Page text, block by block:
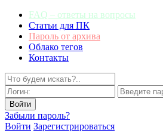
FAQ – ответы на вопросы
Статьи для ПК
Пароль от архива
Облако тегов
Контакты
Забыли пароль?
Войти Зарегистрироваться